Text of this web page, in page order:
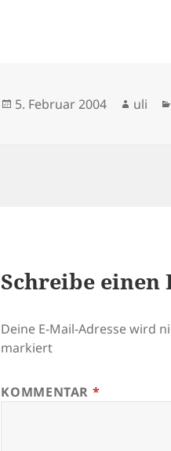
Veröffentlicht
5. Februar 2004 Autor
uli
Schreibe einen
Deine E-Mail-Adresse wird
markiert
KOMMENTAR *